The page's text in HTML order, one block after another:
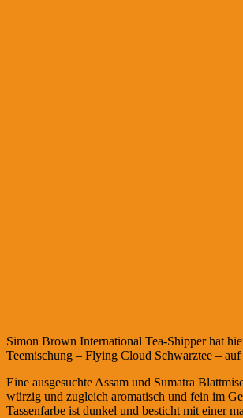
Simon Brown International Tea-Shipper hat
Teemischung – Flying Cloud Schwarztee –
Eine ausgesuchte Assam und Sumatra
würzig und zugleich aromatisch und fein im
Tassenfarbe ist dunkel und besticht mit einer